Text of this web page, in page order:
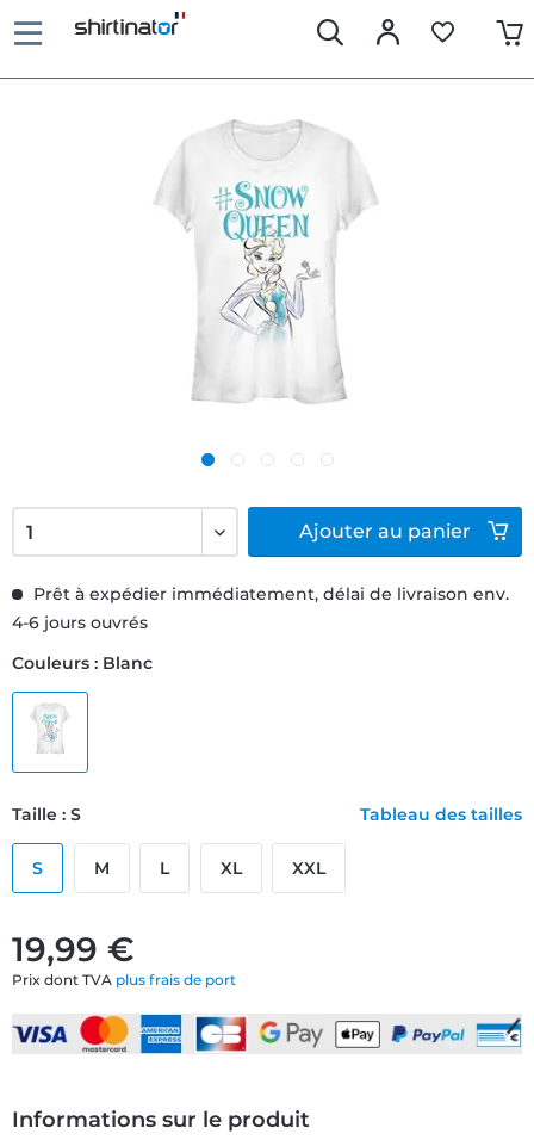
19,99 €
Prix dont TVA plus frais de port
Prêt à expédier immédiatement, délai de livraison env.
4-6 jours ouvrés
Couleurs : Blanc
Taille : S Tableau des tailles
S M L XL XXL
Ajouter au panier
Informations sur le produit